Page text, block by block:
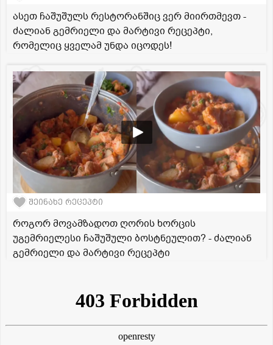
ასეთ ჩაშუშულს რესტორანშიც ვერ მიირთმევთ -
ძალიან გემრიელი და მარტივი რეცეპტი,
რომელიც ყველამ უნდა იცოდეს!
შეინახე რეცეპტი
როგორ მოვამზადოთ ღორის ხორცის
უგემრიელესი ჩაშუშული ბოსტნეულით? - ძალიან
გემრიელი და მარტივი რეცეპტი